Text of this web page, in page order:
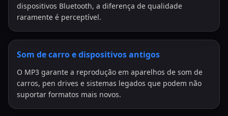
dispositivos Bluetooth, a diferença de qualidade
raramente é perceptível.
Som de carro e dispositivos antigos
O MP3 garante a reprodução em aparelhos de som de
carros, pen drives e sistemas legados que podem não
suportar formatos mais novos.